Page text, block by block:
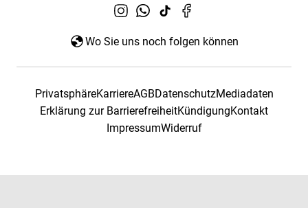
Wo Sie uns noch folgen können
PrivatsphäreKarriereAGBDatenschutzMediadaten
Erklärung zur BarrierefreiheitKündigungKontakt
ImpressumWiderruf